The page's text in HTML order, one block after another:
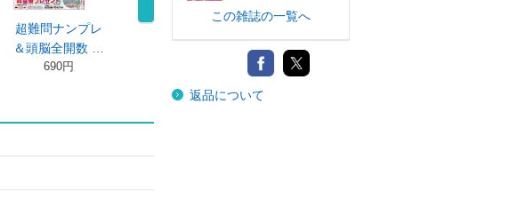
ンプレ
開数 …
大きな字の漢字
ナンクロ ２ …
パークｍｉｎ …
この雑誌の一覧へ
返品について